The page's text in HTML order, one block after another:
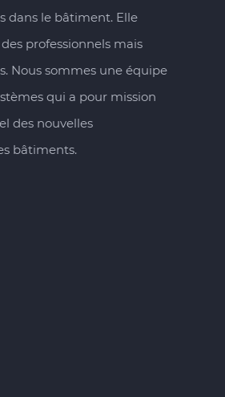
dans le bâtiment. Elle
professionnels mais
Nous sommes une équipe
qui a pour mission
des nouvelles
bâtiments.